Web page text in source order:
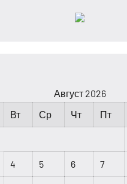
Август 2026
Вт Ср Чт Пт
4 5 6 7